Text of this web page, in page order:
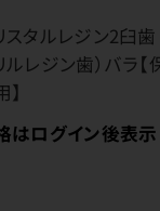
スタルレジン2臼歯
ルレジン歯）バラ【
はログイン後表示